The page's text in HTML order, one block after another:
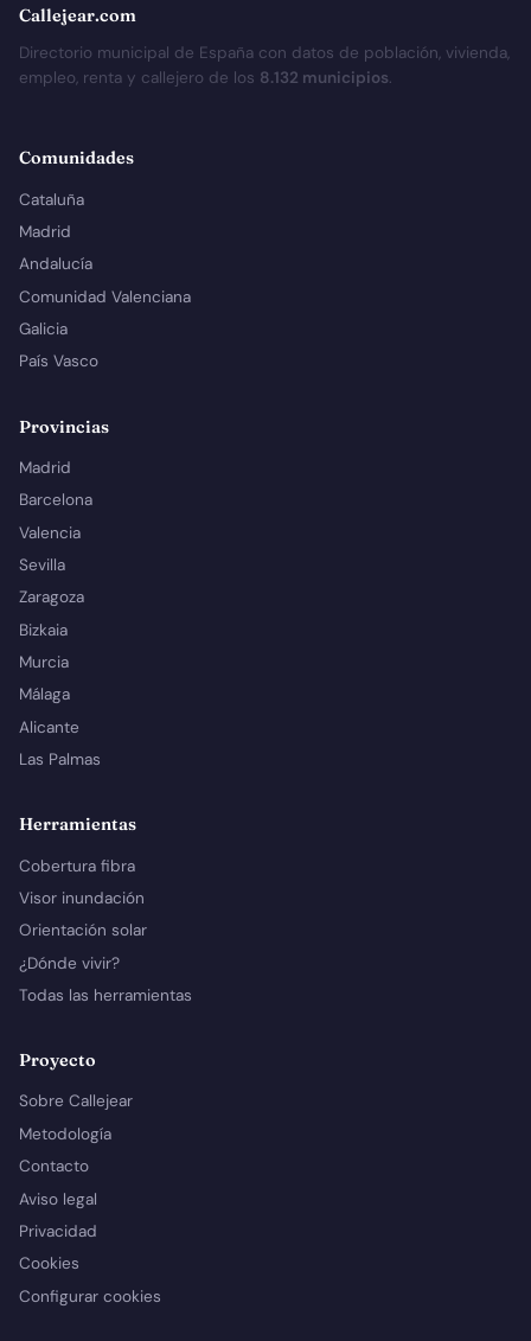
Callejear.com
Directorio municipal de España con datos de población, vivienda,
empleo, renta y callejero de los 8.132 municipios.
Comunidades
Cataluña
Madrid
Andalucía
Comunidad Valenciana
Galicia
País Vasco
Provincias
Madrid
Barcelona
Valencia
Sevilla
Zaragoza
Bizkaia
Murcia
Málaga
Alicante
Las Palmas
Herramientas
Cobertura fibra
Visor inundación
Orientación solar
¿Dónde vivir?
Todas las herramientas
Proyecto
Sobre Callejear
Metodología
Contacto
Aviso legal
Privacidad
Cookies
Configurar cookies